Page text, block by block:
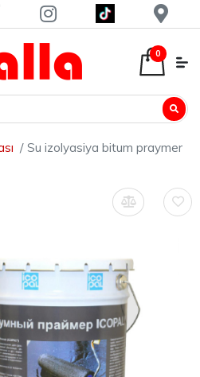
0
Su izolyasiya bitum praymer